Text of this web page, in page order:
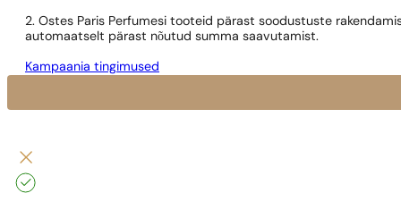
2. Ostes Paris Perfumesi tooteid pärast soodustuste
automaatselt pärast nõutud summa saavutamist.
Kampaania tingimused